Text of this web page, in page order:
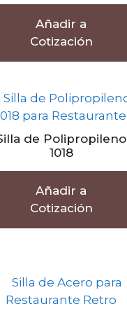
Añadir a
Cotización
de Polipropileno
1018
Añadir a
Cotización